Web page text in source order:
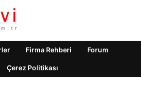
Firma Rehberi Forum
Çerez Politikası